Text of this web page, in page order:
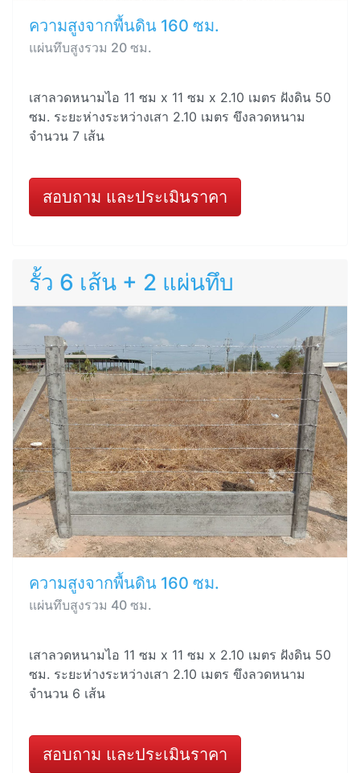
ความสูงจากพื้นดิน 160 ซม.
แผ่นทึบสูงรวม 20 ซม.
เสาลวดหนามไอ 11 ซม x 11 ซม x 2.10 เมตร ฝังดิน 50
ซม. ระยะห่างระหว่างเสา 2.10 เมตร ขึงลวดหนาม
จำนวน 7 เส้น
สอบถาม และประเมินราคา
รั้ว 6 เส้น + 2 แผ่นทึบ
ความสูงจากพื้นดิน 160 ซม.
แผ่นทึบสูงรวม 40 ซม.
เสาลวดหนามไอ 11 ซม x 11 ซม x 2.10 เมตร ฝังดิน 50
ซม. ระยะห่างระหว่างเสา 2.10 เมตร ขึงลวดหนาม
จำนวน 6 เส้น
สอบถาม และประเมินราคา